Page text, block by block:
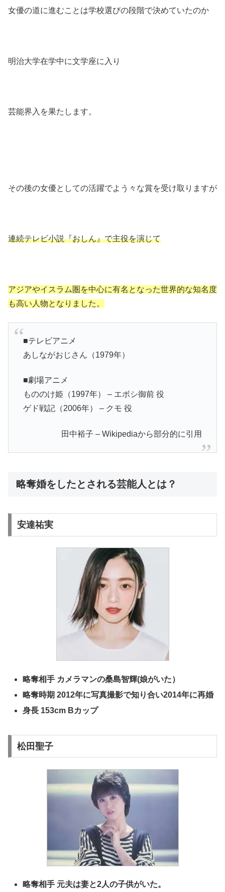
女優の道に進むことは学校選びの段階で決めていたのか
明治大学在学中に文学座に入り
芸能界入を果たします。
その後の女優としての活躍でよう々な賞を受け取りますが
連続テレビ小説『おしん』で主役を演じて
アジアやイスラム圏を中心に有名となった世界的な知名度
も高い人物となりました。
■テレビアニメ
あしながおじさん（1979年）
■劇場アニメ
もののけ姫（1997年） – エボシ御前 役
ゲド戦記（2006年） – クモ 役
田中裕子 – Wikipediaから部分的に引用
略奪婚をしたとされる芸能人とは？
安達祐実
略奪相手 カメラマンの桑島智輝(娘がいた）
略奪時期 2012年に写真撮影で知り合い2014年に再婚
身長 153cm Bカップ
松田聖子
略奪相手 元夫は妻と2人の子供がいた。